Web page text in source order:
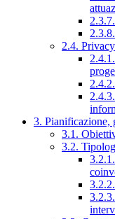
2.4. Privacy
3. Pianificazione,
3.1.
3.2.